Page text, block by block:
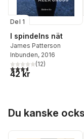
Del 1
I spindelns nät
James Patterson
Inbunden, 2016
3,6utav 5 stjärnor. Totalt
(12)
42 kr
Du kanske